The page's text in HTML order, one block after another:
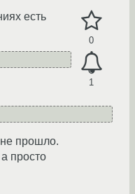
0
1
есть
прошло.
просто